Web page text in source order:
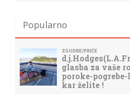
Popularno